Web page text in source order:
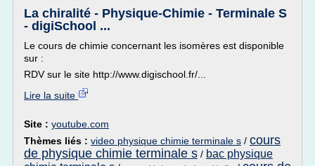
La chiralité - Physique-Chimie - Terminale S
- digiSchool ...
Le cours de chimie concernant les isomères est disponible
sur :
RDV sur le site http://www.digischool.fr/...
Lire la suite
Site : youtube.com
Thèmes liés : video physique chimie terminale s / cours
de physique chimie terminale s / bac physique